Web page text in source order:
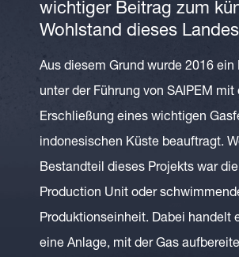
wichtiger Beitrag zum
Wohlstand dieses
Aus diesem Grund wurde 2016 ein
unter der Führung von SAIPEM mit
Erschließung eines wichtigen
indonesischen Küste beauftragt.
Bestandteil dieses Projekts war
Production Unit oder
Produktionseinheit. Dabei handelt
eine Anlage, mit der Gas